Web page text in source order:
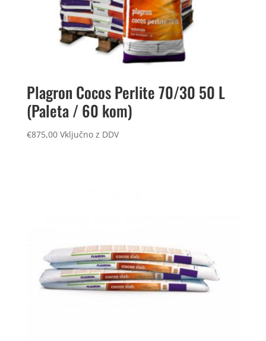
Plagron Cocos Perlite 70/30 50 L
(Paleta / 60 kom)
€875,00 Vključno z DDV